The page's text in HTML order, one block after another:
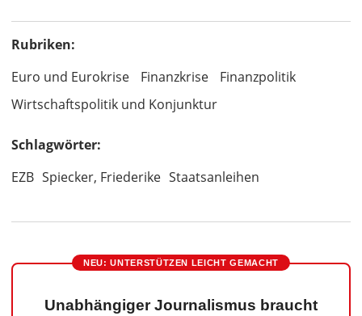
Rubriken:
Euro und Eurokrise
Finanzkrise
Finanzpolitik
Wirtschaftspolitik und Konjunktur
Schlagwörter:
EZB Spiecker, Friederike Staatsanleihen
NEU: UNTERSTÜTZEN LEICHT GEMACHT
Unabhängiger Journalismus braucht